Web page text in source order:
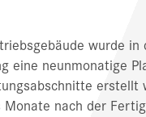
wurde
eine neunmonatige
nach der